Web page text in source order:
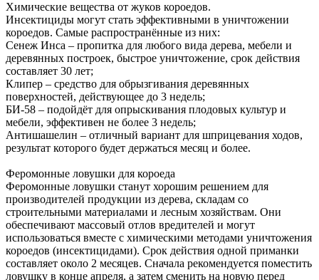
Химические вещества от жуков короедов.
Инсектициды могут стать эффективными в уничтожении
короедов. Самые распространённые из них:
Сенеж Инса – пропитка для любого вида дерева, мебели и
деревянных построек, быстрое уничтожение, срок действия
составляет 30 лет;
Клипер – средство для обрызгивания деревянных
поверхностей, действующее до 3 недель;
БИ-58 – подойдёт для опрыскивания плодовых культур и
мебели, эффективен не более 3 недель;
Антишашелин – отличный вариант для шприцевания ходов,
результат которого будет держаться месяц и более.
Феромонные ловушки для короеда
Феромонные ловушки станут хорошим решением для
производителей продукции из дерева, складам со
строительными материалами и лесным хозяйствам. Они
обеспечивают массовый отлов вредителей и могут
использоваться вместе с химическими методами уничтожения
короедов (инсектицидами). Срок действия одной приманки
составляет около 2 месяцев. Сначала рекомендуется поместить
ловушку в конце апреля, а затем сменить на новую перед